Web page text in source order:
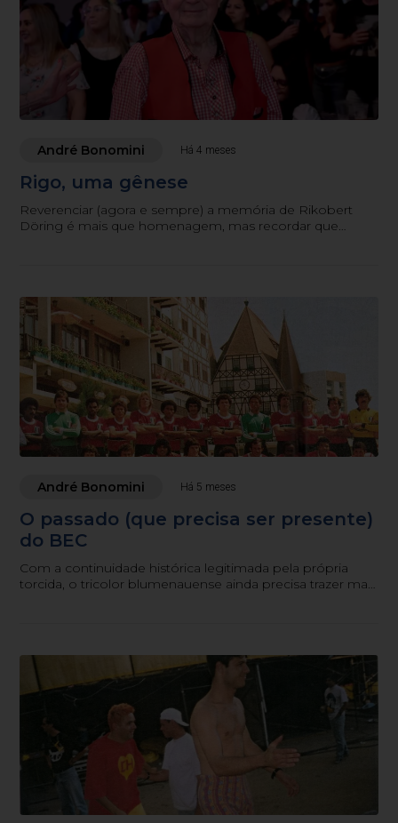
André Bonomini Há 4 meses
Rigo, uma gênese
Reverenciar (agora e sempre) a memória de Rikobert
Döring é mais que homenagem, mas recordar que
André Bonomini Há 5 meses
O passado (que precisa ser presente)
do BEC
Com a continuidade histórica legitimada pela própria
torcida, o tricolor blumenauense ainda precisa trazer mais